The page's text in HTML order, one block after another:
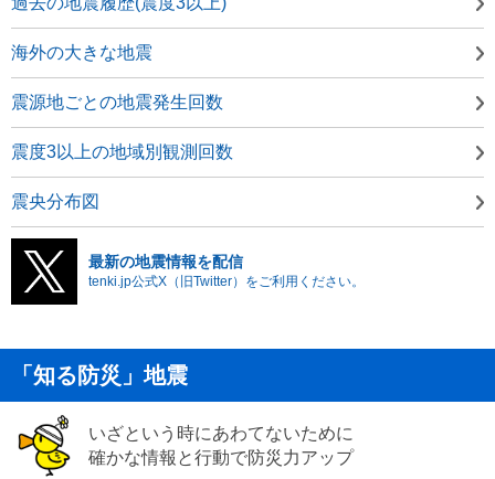
海外の大きな地震
震源地ごとの地震発生回数
震度3以上の地域別観測回数
震央分布図
最新の地震情報を配信
tenki.jp公式X（旧Twitter）をご利用ください。
「知る防災」地震
いざという時にあわてないために
確かな情報と行動で防災力アップ